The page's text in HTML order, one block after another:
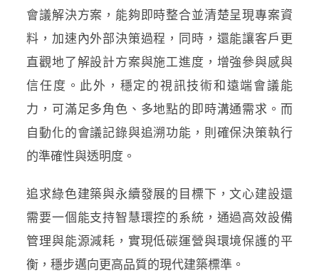
會議解決方案，能夠即時整合並清楚呈現專案資
料，加速內外部決策過程，同時，還能讓客戶更
直觀地了解設計方案與施工進度，增強參與感與
信任度。此外，穩定的視訊技術和遠端會議能
力，可滿足多角色、多地點的即時溝通需求。而
自動化的會議記錄與追溯功能，則確保決策執行
的準確性與透明度。
追求綠色建築與永續發展的目標下，文心建設還
需要一個能支持智慧環控的系統，通過高效設備
管理與能源減耗，實現低碳運營與環境保護的平
衡，穩步邁向更高品質的現代建築標準。